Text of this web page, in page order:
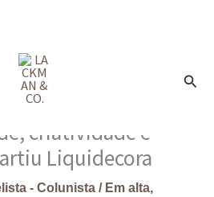
criatividade e
Liquidecora
- Colunista / Em alta,